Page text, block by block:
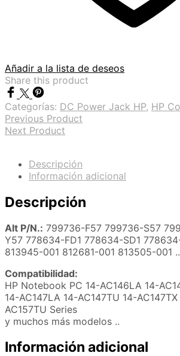
Añadir a la lista de deseos
Share this product
Categorías: DC Power Jack HP, HP
Previous Product
Next Product
Descripción
Información adicional
Descripción
Alt P/N.: 799736-F57 799736-S57
Y57 778634-FD1 778634-SD1
813945-001 812681-001 813505-001 ..
Compatibilidad:
HP Notebook PC 14-AC146LA 14-
14-AC147LA 14-AC147TU 14-
AC157TU Series
y muchos más modelos ..
Información adicional